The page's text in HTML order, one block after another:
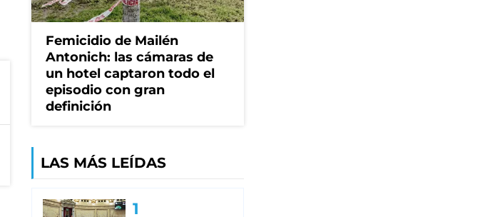
Femicidio de Mailén
Antonich: las cámaras de
un hotel captaron todo el
episodio con gran
definición
LAS MÁS LEÍDAS